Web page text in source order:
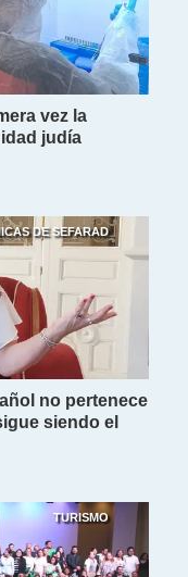
vez la
judía
DE SEFARAD
no pertenece
siendo el
TURISMO